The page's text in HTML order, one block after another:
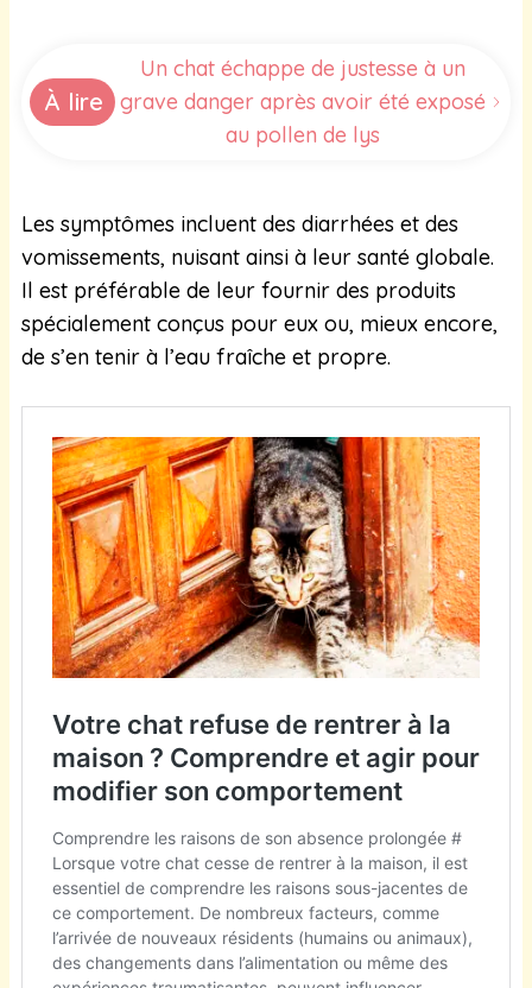
À lire
Un chat échappe de justesse à un
grave danger après avoir été exposé
au pollen de lys
Les symptômes incluent des diarrhées et des
vomissements, nuisant ainsi à leur santé globale.
Il est préférable de leur fournir des produits
spécialement conçus pour eux ou, mieux encore,
de s’en tenir à l’eau fraîche et propre.